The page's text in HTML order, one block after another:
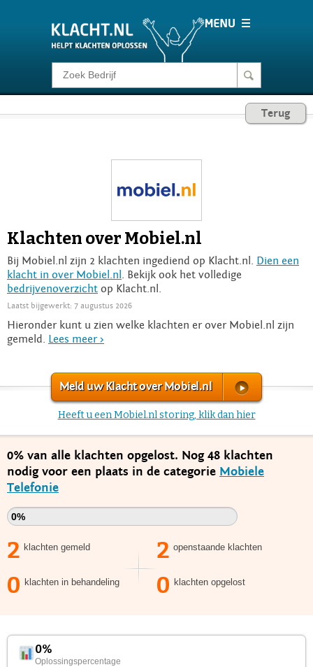
Klacht melden
Login
Terug
Klachten over Mobiel.nl
Bij Mobiel.nl zijn 2 klachten ingediend op Klacht.nl. Dien een
klacht in over Mobiel.nl
. Bekijk ook het volledige
bedrijvenoverzicht op Klacht.nl.
Laatst bijgewerkt: 7 augustus 2026
Hieronder kunt u zien welke klachten er over Mobiel.nl zijn
gemeld. Lees meer >
Meld uw Klacht over Mobiel.nl
Heeft u een Mobiel.nl storing, klik dan hier
0% van alle klachten opgelost. Nog 48 klachten
nodig voor een plaats in de categorie Mobiele
Telefonie
0%
2 klachten gemeld 2 openstaande klachten
0 klachten in behandeling 0 klachten opgelost
0%
Oplossingspercentage